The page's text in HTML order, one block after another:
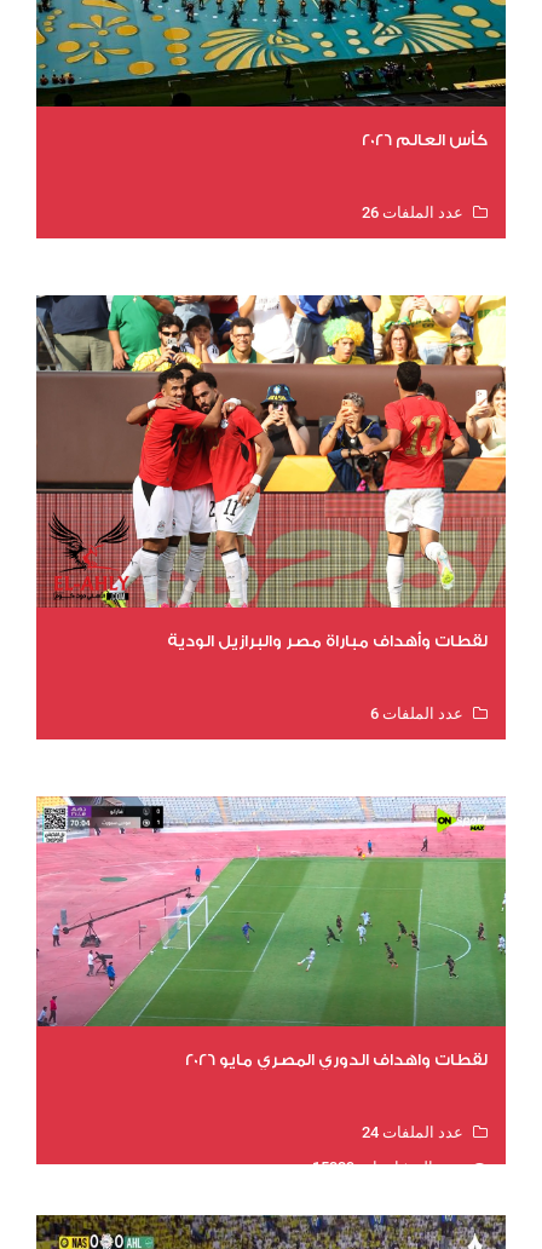
كأس العالم 2026
عدد الملفات 26
لقطات وأهداف مباراة مصر والبرازيل الودية
عدد الملفات 6
لقطات واهداف الدوري المصري مايو 2026
عدد الملفات 24
عدد المشاهدات 15339